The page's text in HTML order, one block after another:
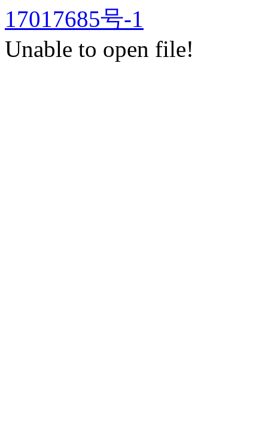
17017685号-1
Unable to open file!